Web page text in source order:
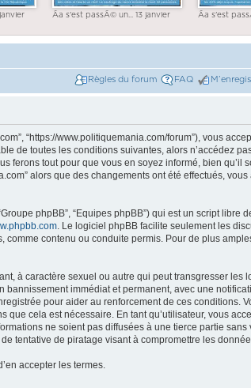
Ãa s'est passÃ© un... 13 janvier Ãa s'est
Règles du forum FAQ
“https://www.politiquemania.com/forum”), vous
de toutes les conditions suivantes, alors n’accédez
ferons tout pour que vous en soyez informé, bien qu’il
alors que des changements ont été effectués, vous
phpBB”, “Equipes phpBB”) qui est un script libre
. Le logiciel phpBB facilite seulement les
comme contenu ou conduite permis. Pour de plus
à caractère sexuel ou autre qui peut transgresser les
immédiat et permanent, avec une
pour aider au renforcement de ces conditions.
cela est nécessaire. En tant qu’utilisateur, vous
ne soient pas diffusées à une tierce partie sans
tentative de piratage visant à compromettre les
accepter les termes.